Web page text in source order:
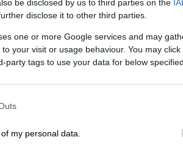
be disclosed by us to third parties on the
disclose it to other third parties.
one or more Google services and may
your visit or usage behaviour. You may
party tags to use your data for below
my personal data.
κ θα
εγκατάστασης
της εγκατάστασης